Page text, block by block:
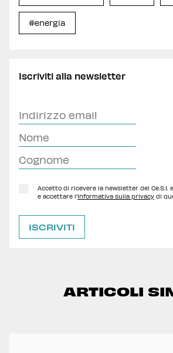
#energia
Iscriviti alla newsletter
Accetto di ricevere la newsletter del Ce.S.I.
e accettare l'Informativa sulla privacy di
ARTICOLI